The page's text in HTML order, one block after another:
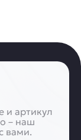
и артикул
– наш
вами.